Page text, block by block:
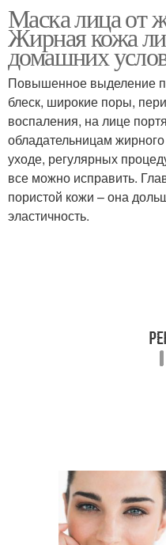
Кожи с медом
Маска для лица
Лица в домашних
условиях
Маска лица от
Жирная кожа
домашних
Повышенное выделение
блеск, широкие поры,
воспаления, на лице
обладательницам
уходе, регулярных
все можно исправить.
пористой кожи – она
эластичность.